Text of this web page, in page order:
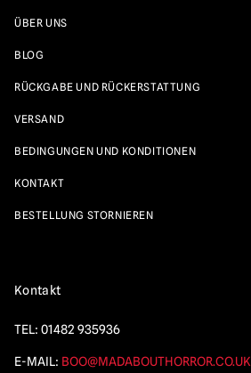
ÜBER UNS
BLOG
RÜCKGABE UND RÜCKERSTATTUNG
VERSAND
BEDINGUNGEN UND KONDITIONEN
KONTAKT
BESTELLUNG STORNIEREN
Kontakt
TEL: 01482 935936
E-MAIL: BOO@MADABOUTHORROR.CO.UK